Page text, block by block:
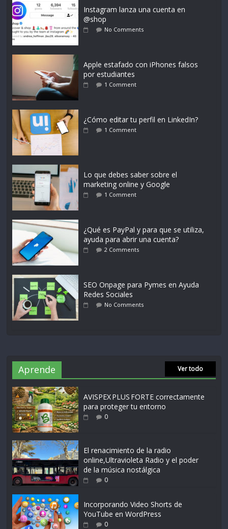
Instagram lanza una cuenta en
@shop
No Comments
Apple estafado con iPhones falsos
por estudiantes
1 Comment
¿Cómo editar tu perfil en LinkedIn?
1 Comment
Lo que debes saber sobre el
marketing online y Google
1 Comment
¿Qué es PayPal y para que se utiliza,
ayuda para abrir una cuenta?
2 Comments
SEO Onpage para Pymes en Ayuda
Redes Sociales
No Comments
Aprende Ver todo
AVISPEX PLUS FORTE correctamente
para proteger tu entorno
0
El renacimiento de la radio
online,Ultravioleta Radio y el poder
de la música nostálgica
0
Incorporando Video Shorts de
YouTube en WordPress
0